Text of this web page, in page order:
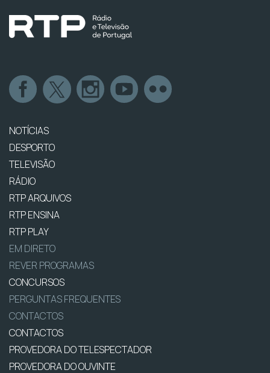
NOTÍCIAS
DESPORTO
TELEVISÃO
RÁDIO
RTP ARQUIVOS
RTP ENSINA
RTP PLAY
EM DIRETO
REVER PROGRAMAS
CONCURSOS
PERGUNTAS FREQUENTES
CONTACTOS
CONTACTOS
PROVEDORA DO TELESPECTADOR
PROVEDORA DO OUVINTE